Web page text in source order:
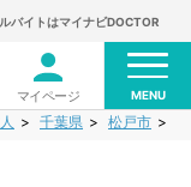
バイトはマイナビDOCTOR
マイページ MENU
千葉県 松戸市